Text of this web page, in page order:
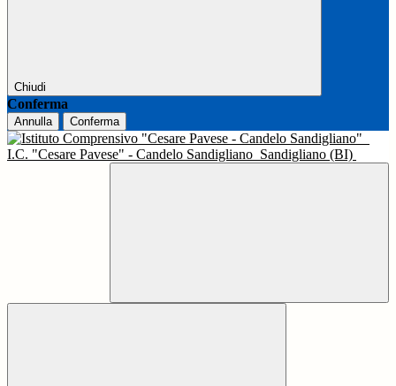
Chiudi
Conferma
Annulla Conferma
I.C. "Cesare Pavese" - Candelo Sandigliano Sandigliano (BI)